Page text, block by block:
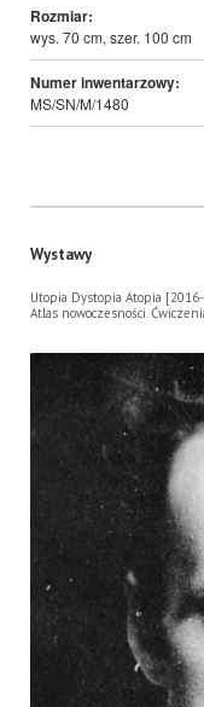
Rozmiar:
wys. 70 cm, szer. 100 cm
Numer inwentarzowy:
MS/SN/M/1480
Wystawy
Utopia Dystopia Atopia
Atlas nowoczesności.